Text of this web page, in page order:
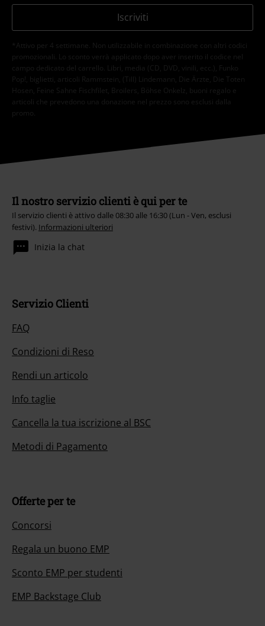
Iscriviti
*Attivo per 4 settimane. Non utilizzabile in combinazione con altri codici
promozionali. Lo sconto verrà applicato dopo aver inserito il codice nel
campo dedicato del carrello. Libri, media (CD, DVD, vinili, ecc.), Funko
Pop!, biglietti, articoli Rammstein, (Till) Lindemann, Die Ärzte, Die Toten
Hosen, Feine Sahne Fischfilet, Broilers, Böhse Onkelz, buoni regalo e
articoli che prevedono una donazione nel prezzo sono esclusi dalla
promo.
Il nostro servizio clienti è qui per te
Il servizio clienti è attivo dalle 08:30 alle 16:30 (Lun - Ven, esclusi
festivi). Informazioni ulteriori
Inizia la chat
Servizio Clienti
FAQ
Condizioni di Reso
Rendi un articolo
Info taglie
Cancella la tua iscrizione al BSC
Metodi di Pagamento
Offerte per te
Concorsi
Regala un buono EMP
Sconto EMP per studenti
EMP Backstage Club